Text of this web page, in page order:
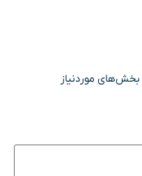
بخش‌های موردنیاز